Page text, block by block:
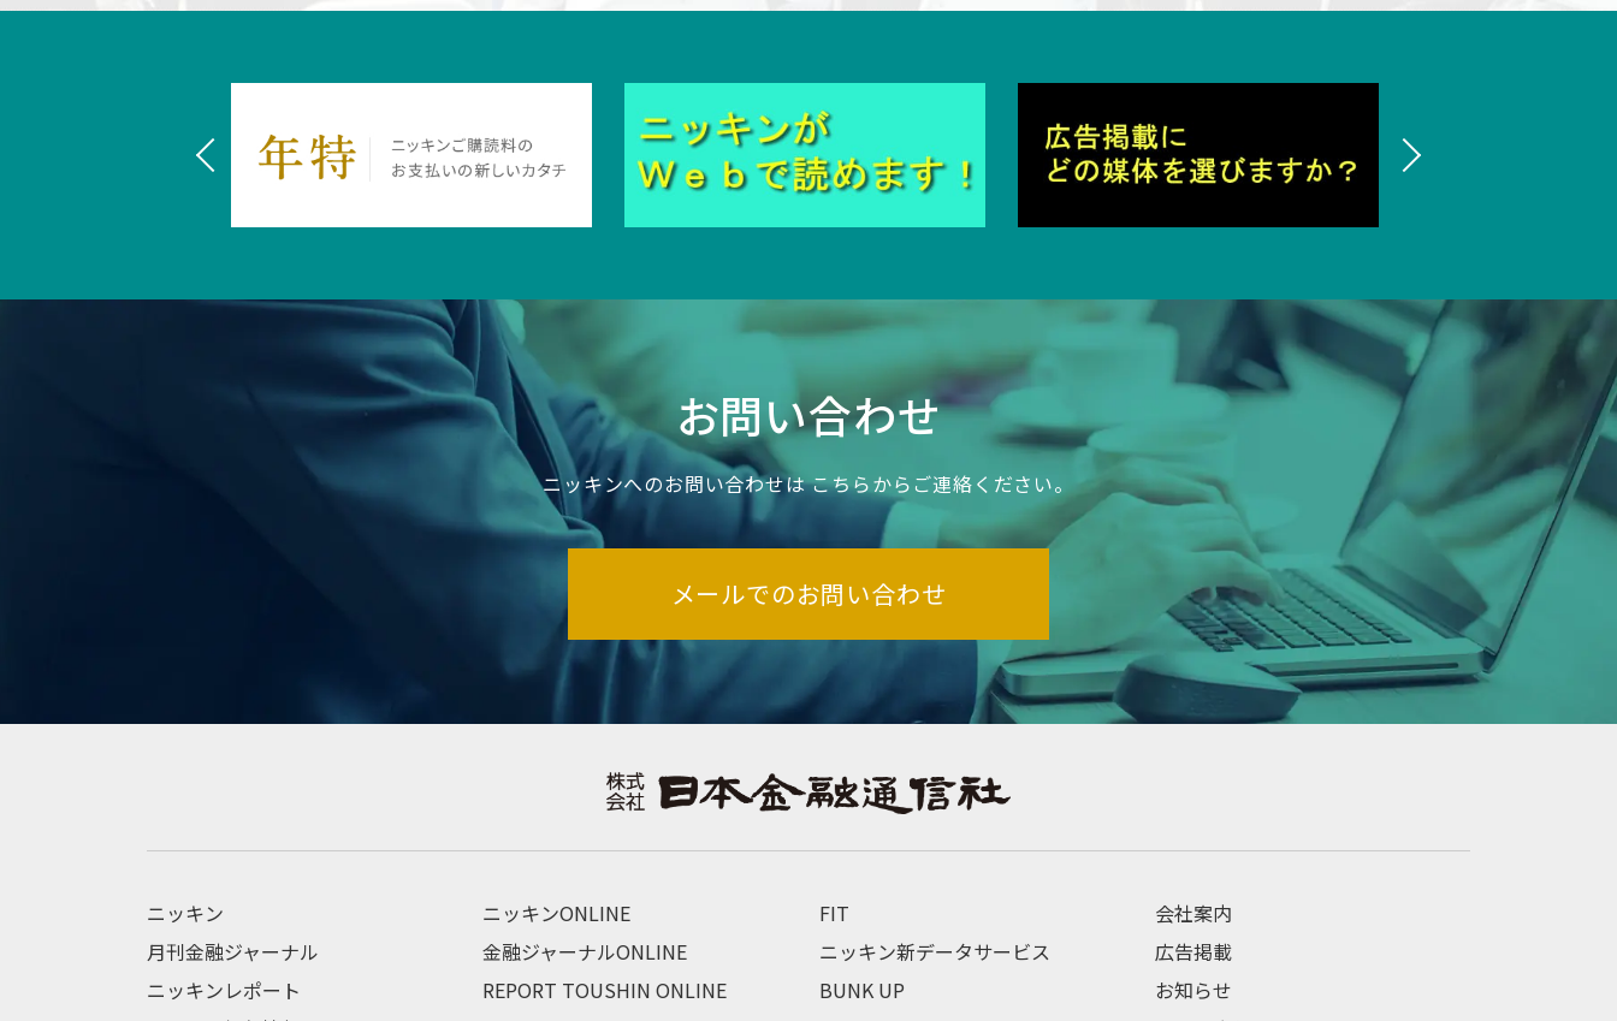
お問い合わせ
ニッキンへのお問い合わせはこちらからご連絡ください。
メールでのお問い合わせ
ニッキン
月刊金融ジャーナル
ニッキンレポート
ニッキンONLINE
金融ジャーナルONLINE
REPORT TOUSHIN ONLINE
FIT
ニッキン新データサービス
BUNK UP
会社案内
広告掲載
お知らせ